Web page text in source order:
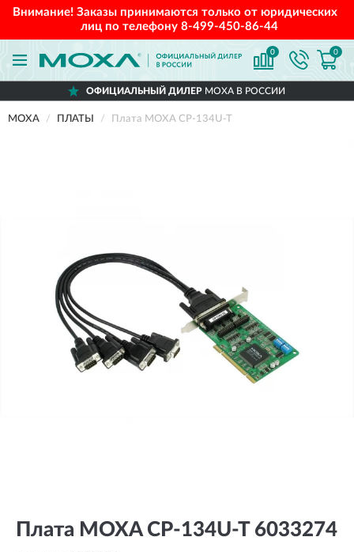
Внимание! Заказы принимаются только от юридических
лиц по телефону 8-499-450-86-44
0 0
ОФИЦИАЛЬНЫЙ ДИЛЕРMOXA В РОССИИ
MOXA ПЛАТЫ Плата MOXA CP-134U-T
Плата MOXA CP-134U-T 6033274